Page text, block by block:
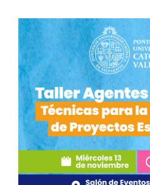
Académicos
Funcionarios
Alumni
English